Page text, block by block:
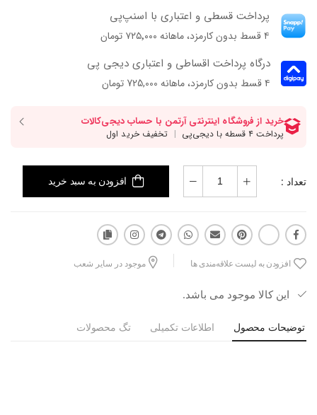
پرداخت قسطی و اعتباری با اسنپ‌پی
۴ قسط بدون کارمزد، ماهانه ۷۲۵٬۰۰۰ تومان
درگاه پرداخت اقساطی و اعتباری دیجی پی
۴ قسط بدون کارمزد، ماهانه 725,000 تومان
تعداد : افزودن به سبد خرید
افزودن به لیست علاقه‌مندی ها موجود در سایر شعب
این کالا موجود می باشد.
توضیحات محصول اطلاعات تکمیلی تگ محصولات